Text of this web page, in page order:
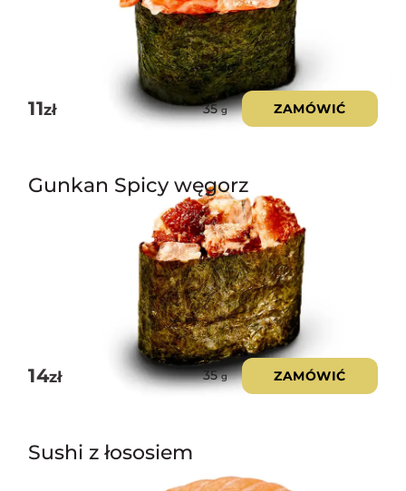
11zł 35g ZAMÓWIĆ
Gunkan Spicy węgorz
14zł 35g ZAMÓWIĆ
Sushi z łososiem